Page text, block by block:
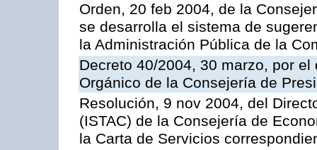
Orden, 20 feb 2004, de la
se desarrolla el sistema de
la Administración Pública de la
Decreto 40/2004, 30 marzo, por
Orgánico de la Consejería de
Resolución, 9 nov 2004, del
(ISTAC) de la Consejería de
la Carta de Servicios